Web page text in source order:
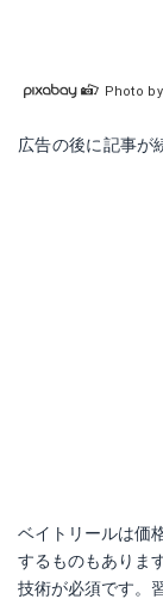
Photo
広告の後に記事が
ベイトリールは価
するものもありま
技術が必須です。